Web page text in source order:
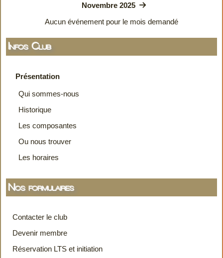
Infos Club
Présentation
Qui sommes-nous
Historique
Les composantes
Ou nous trouver
Les horaires
Nos formulaires
Contacter le club
Devenir membre
Réservation LTS et initiation
Novembre 2025
Aucun événement pour le mois demandé